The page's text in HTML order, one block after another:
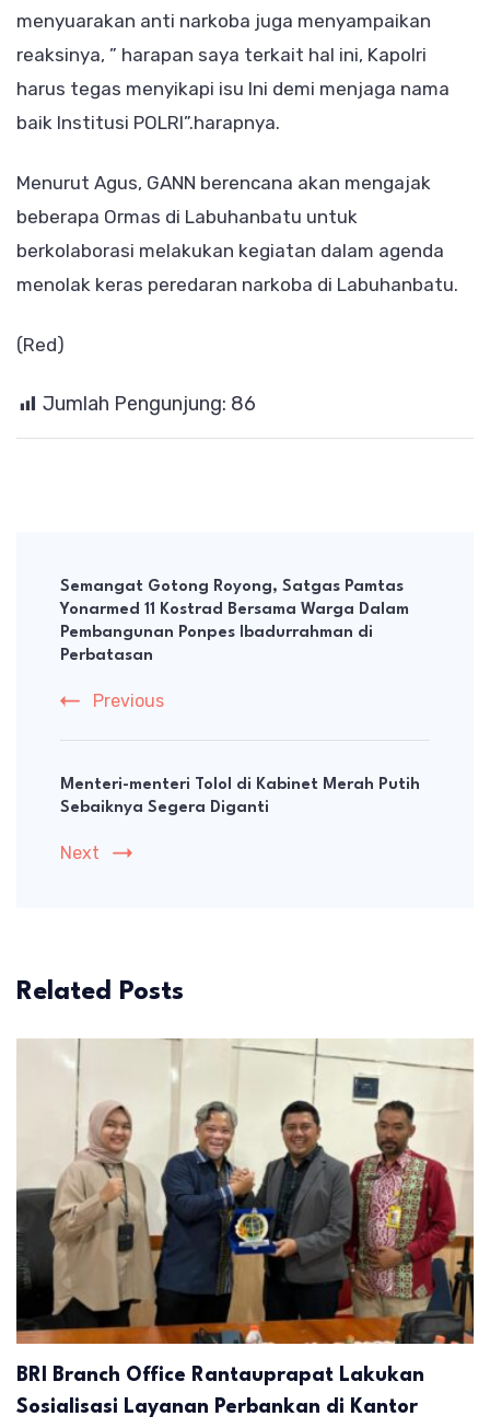
menyuarakan anti narkoba juga menyampaikan
reaksinya, ” harapan saya terkait hal ini, Kapolri
harus tegas menyikapi isu Ini demi menjaga nama
baik Institusi POLRI”.harapnya.
Menurut Agus, GANN berencana akan mengajak
beberapa Ormas di Labuhanbatu untuk
berkolaborasi melakukan kegiatan dalam agenda
menolak keras peredaran narkoba di Labuhanbatu.
(Red)
Jumlah Pengunjung: 86
Navigation
Semangat Gotong Royong, Satgas Pamtas
Yonarmed 11 Kostrad Bersama Warga Dalam
Pembangunan Ponpes Ibadurrahman di
Perbatasan
Previous
Menteri-menteri Tolol di Kabinet Merah Putih
Sebaiknya Segera Diganti
Next
Related Posts
BRI Branch Office Rantauprapat Lakukan
Sosialisasi Layanan Perbankan di Kantor